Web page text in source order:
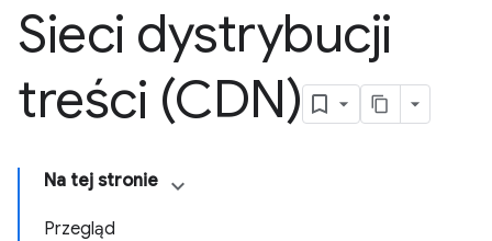
Sieci dystrybucji
treści (CDN)
Na tej stronie
Przegląd